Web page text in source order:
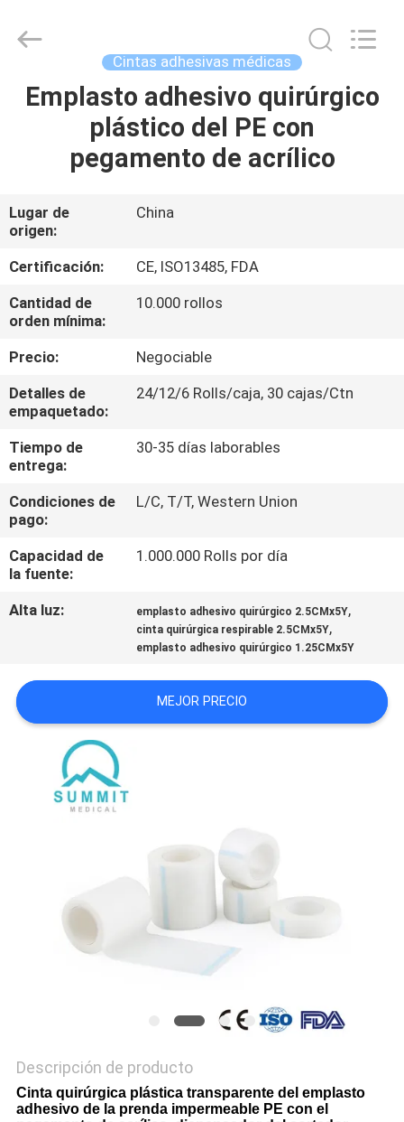
HOGAR
PRODUCTOS
VR
SHOW
SOBRE
NOSOTROS
VIAJE
DE
LA
FÁBRICA
CONTROL
DE
CALIDAD
EN
CONTACTO
NOTICIAS
MAPA
POLICY
Summit
Medical
Reserved.
Cintas adhesivas médicas
Emplasto adhesivo quirúrgico
plástico del PE con
pegamento de acrílico
Lugar de
origen:
China
Certificación:
CE, ISO13485, FDA
Cantidad de
orden mínima:
10.000 rollos
Precio:
Negociable
Detalles de
empaquetado:
24/12/6 Rolls/caja, 30 cajas/Ctn
Tiempo de
entrega:
30-35 días laborables
Condiciones de
pago:
L/C, T/T, Western Union
Capacidad de
la fuente:
1.000.000 Rolls por día
Alta luz: emplasto adhesivo quirúrgico 2.5CMx5Y,
cinta quirúrgica respirable 2.5CMx5Y,
emplasto adhesivo quirúrgico 1.25CMx5Y
MEJOR PRECIO
Descripción de producto
Cinta quirúrgica plástica transparente del emplasto
adhesivo de la prenda impermeable PE con el